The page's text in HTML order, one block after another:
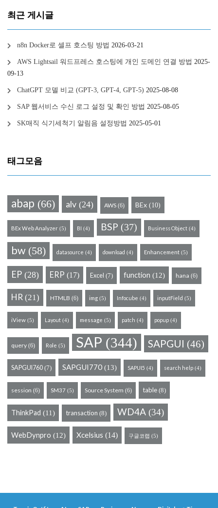
최근 게시글
n8n Docker로 셀프 호스팅 방법 2026-03-21
AWS Lightsail 워드프레스 호스팅에 개인 도메인 연결 방법 2025-
09-13
ChatGPT 모델 비교 (GPT-3, GPT-4, GPT-5) 2025-08-08
SAP 웹서비스 수신 로그 설정 및 확인 방법 2025-08-05
SK매직 식기세척기 알림음 설정방법 2025-05-01
태그모음
abap (66) alv (24) AWS (6) BEx (10)
BEx Web Analyzer (5) BI (4) BSP (37) Business Object (4)
bw(58) datasource (4) download (4) Enhancement (5)
EP (28) ERP (17) Excel (7) function (12) hana (6)
HR (21) HTMLB (6) img (5) Infocube (4) inputField (5)
iView (5) Layout (4) message (5) patch (4) popup (4)
query (6) Role (5) SAP (344) SAPGUI (46)
SAPGUI760 (7) SAPGUI770 (13) SAPUI5 (4) search help (4)
session (6) SM37 (5) Source System (6) table (8)
ThinkPad (11) transaction (8) WD4A (34)
WebDynpro (12) Xcelsius (14) 구글코랩 (5)